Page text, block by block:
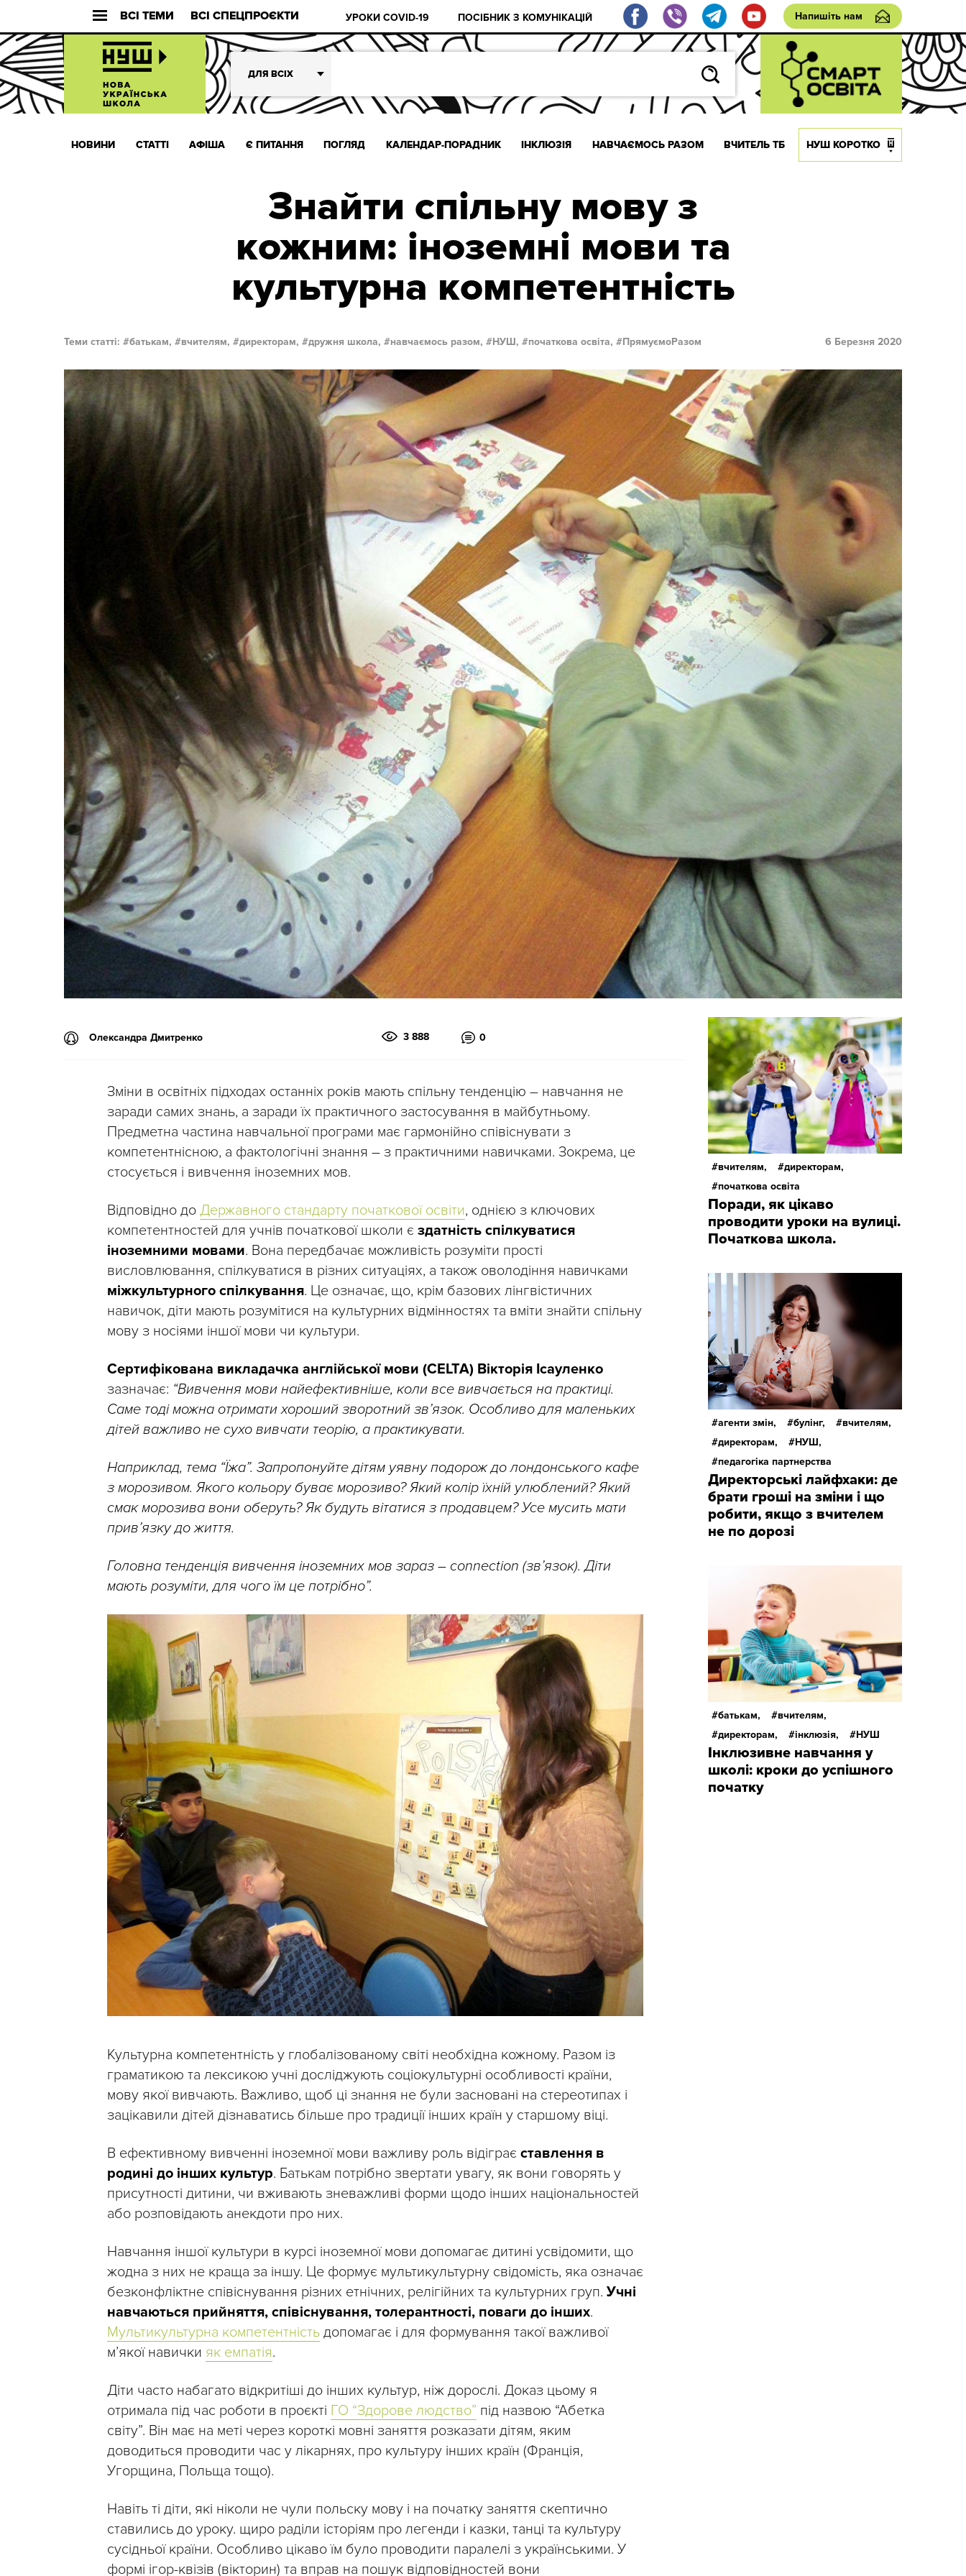
ВСІ ТЕМИ ВСІ СПЕЦПРОЄКТИ УРОКИ COVID-19 ПОСІБНИК З КОМУНІКАЦІЙ Напишіть нам
ДЛЯ ВСІХ
НОВИНИ СТАТТІ АФІША Є ПИТАННЯ ПОГЛЯД КАЛЕНДАР-ПОРАДНИК ІНКЛЮЗІЯ НАВЧАЄМОСЬ РАЗОМ ВЧИТЕЛЬ ТБ НУШ КОРОТКО
Знайти спільну мову з
кожним: іноземні мови та
культурна компетентність
Теми статті: батькам, вчителям, директорам, дружня школа, навчаємось разом, НУШ, початкова освіта, ПрямуємоРазом 6 Березня 2020
Олександра Дмитренко 3 888 0
Зміни в освітніх підходах останніх років мають спільну тенденцію – навчання не
заради самих знань, а заради їх практичного застосування в майбутньому.
Предметна частина навчальної програми має гармонійно співіснувати з
компетентнісною, а фактологічні знання – з практичними навичками. Зокрема, це
стосується і вивчення іноземних мов.
Відповідно до Державного стандарту початкової освіти, однією з ключових
компетентностей для учнів початкової школи є здатність спілкуватися
іноземними мовами. Вона передбачає можливість розуміти прості
висловлювання, спілкуватися в різних ситуаціях, а також оволодіння навичками
міжкультурного спілкування. Це означає, що, крім базових лінгвістичних
навичок, діти мають розумітися на культурних відмінностях та вміти знайти спільну
мову з носіями іншої мови чи культури.
Сертифікована викладачка англійської мови (CELTA) Вікторія Ісауленко
зазначає: “Вивчення мови найефективніше, коли все вивчається на практиці.
Саме тоді можна отримати хороший зворотний зв’язок. Особливо для маленьких
дітей важливо не сухо вивчати теорію, а практикувати.
Наприклад, тема “Їжа”. Запропонуйте дітям уявну подорож до лондонського кафе
з морозивом. Якого кольору буває морозиво? Який колір їхній улюблений? Який
смак морозива вони оберуть? Як будуть вітатися з продавцем? Усе мусить мати
прив’язку до життя.
Головна тенденція вивчення іноземних мов зараз – connection (зв’язок). Діти
мають розуміти, для чого їм це потрібно”.
Культурна компетентність у глобалізованому світі необхідна кожному. Разом із
граматикою та лексикою учні досліджують соціокультурні особливості країни,
мову якої вивчають. Важливо, щоб ці знання не були засновані на стереотипах і
зацікавили дітей дізнаватись більше про традиції інших країн у старшому віці.
В ефективному вивченні іноземної мови важливу роль відіграє ставлення в
родині до інших культур. Батькам потрібно звертати увагу, як вони говорять у
присутності дитини, чи вживають зневажливі форми щодо інших національностей
або розповідають анекдоти про них.
Навчання іншої культури в курсі іноземної мови допомагає дитині усвідомити, що
жодна з них не краща за іншу. Це формує мультикультурну свідомість, яка означає
безконфліктне співіснування різних етнічних, релігійних та культурних груп. Учні
навчаються прийняття, співіснування, толерантності, поваги до інших.
Мультикультурна компетентність допомагає і для формування такої важливої
м’якої навички як емпатія.
Діти часто набагато відкритіші до інших культур, ніж дорослі. Доказ цьому я
отримала під час роботи в проєкті ГО “Здорове людство” під назвою “Абетка
світу”. Він має на меті через короткі мовні заняття розказати дітям, яким
доводиться проводити час у лікарнях, про культуру інших країн (Франція,
Угорщина, Польща тощо).
Навіть ті діти, які ніколи не чули польску мову і на початку заняття скептично
ставились до уроку. щиро раділи історіям про легенди і казки, танці та культуру
сусідньої країни. Особливо цікаво їм було проводити паралелі з українськими. У
формі ігор-квізів (вікторин) та вправ на пошук відповідностей вони
вчителям,
директорам,
початкова освіта
Поради, як цікаво
проводити уроки на вулиці.
Початкова школа.
агенти змін, булінг,
вчителям,
директорам,
НУШ,
педагогіка партнерства
Директорські лайфхаки: де
брати гроші на зміни і що
робити, якщо з вчителем
не по дорозі
батькам,
вчителям,
директорам,
інклюзія, НУШ
Інклюзивне навчання у
школі: кроки до успішного
початку